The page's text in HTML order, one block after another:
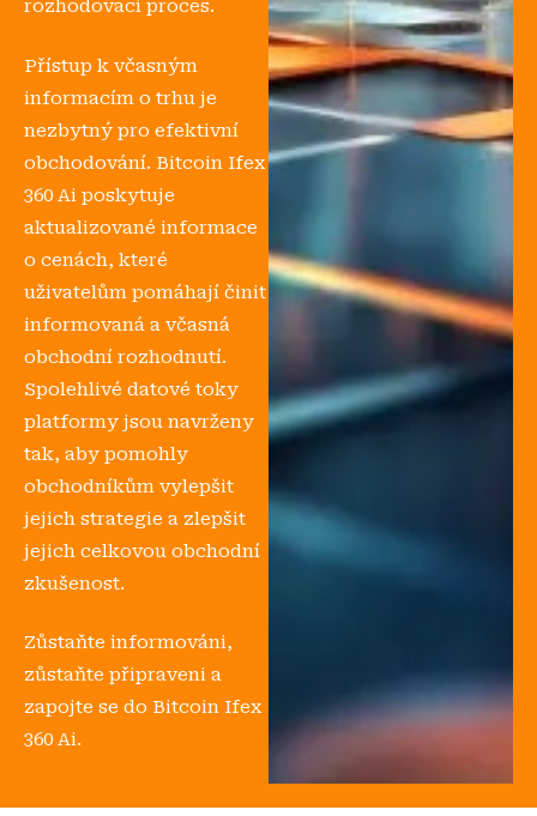
rozhodovací proces.
Přístup k včasným
informacím o trhu je
nezbytný pro efektivní
obchodování. Bitcoin Ifex
360 Ai poskytuje
aktualizované informace
o cenách, které
uživatelům pomáhají činit
informovaná a včasná
obchodní rozhodnutí.
Spolehlivé datové toky
platformy jsou navrženy
tak, aby pomohly
obchodníkům vylepšit
jejich strategie a zlepšit
jejich celkovou obchodní
zkušenost.
Zůstaňte informováni,
zůstaňte připraveni a
zapojte se do Bitcoin Ifex
360 Ai.